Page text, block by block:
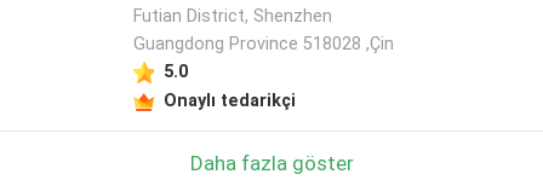
Futian District, Shenzhen
Guangdong Province 518028 ,Çin
5.0
Onaylı tedarikçi
Daha fazla göster